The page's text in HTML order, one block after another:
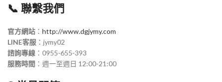
📞 聯繫我們
官方網站 ： http://www.dgjymy.com
LINE客服 ：jymy02
諮詢專線 ：0955-655-393
服務時間 ：週一至週日 12:00-21:00